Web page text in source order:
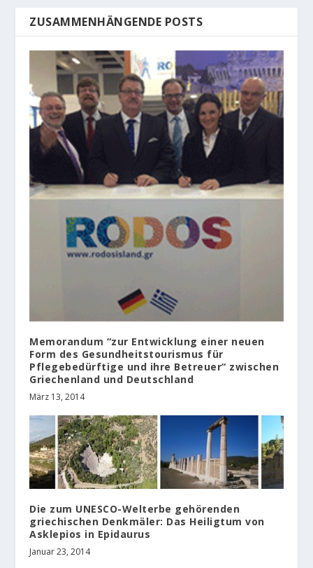
ZUSAMMENHÄNGENDE POSTS
Memorandum “zur Entwicklung einer neuen
Form des Gesundheitstourismus für
Pflegebedürftige und ihre Betreuer“ zwischen
Griechenland und Deutschland
März 13, 2014
Die zum UNESCO-Welterbe gehörenden
griechischen Denkmäler: Das Heiligtum von
Asklepios in Epidaurus
Januar 23, 2014